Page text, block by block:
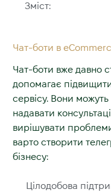
Зміст:
Чат-боти в
Чат-боти вже давно
допомагає
сервісу. Вони
надавати
вирішувати
варто створити
бізнесу:
Цілодобова